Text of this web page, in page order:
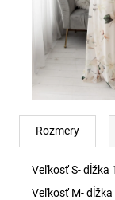
Rozmery
Veľkosť S- dĺžka
Veľkosť M-